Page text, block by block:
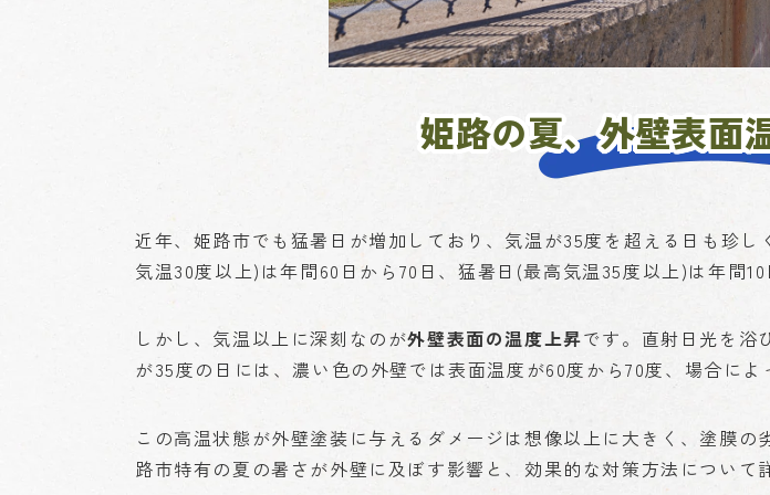
姫路の夏、外壁表面
近年、姫路市でも猛暑日が増加しており、気温が35度を超える日も珍
気温30度以上)は年間60日から70日、猛暑日(最高気温35度以上)は年間10
しかし、気温以上に深刻なのが外壁表面の温度上昇です。直射日光を浴
が35度の日には、濃い色の外壁では表面温度が60度から70度、場合によ
この高温状態が外壁塗装に与えるダメージは想像以上に大きく、塗膜
路市特有の夏の暑さが外壁に及ぼす影響と、効果的な対策方法について